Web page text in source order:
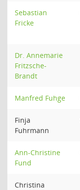
Sebastian
Fricke
Dr. Annemarie
Fritzsche-
Brandt
Manfred Fuhge
Finja
Fuhrmann
Ann-Christine
Fund
Christina